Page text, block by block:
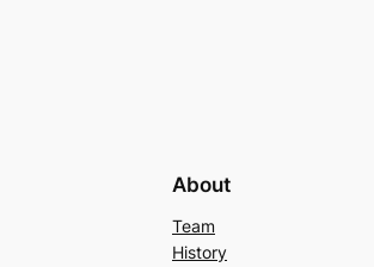
About
Team
History